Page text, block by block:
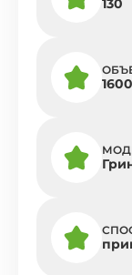
130
1600